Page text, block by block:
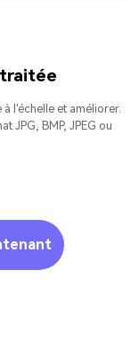
l'échelle et améliorer.
JPG, BMP, JPEG ou